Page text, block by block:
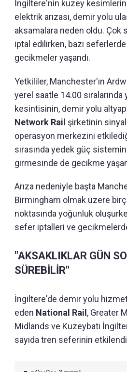
İngiltere'nin kuzey
elektrik arızası, demir yolu
aksamalara neden oldu. Çok
iptal edilirken, bazı
gecikmeler yaşandı.
Yetkililer, Manchester'ın
yerel saatle 14.00
kesintisinin, demir yolu
Network Rail şirketinin
operasyon merkezini
sırasında yedek güç
girmesinde de gecikme
Arıza nedeniyle başta
Birmingham olmak üzere
noktasında yoğunluk
sefer iptalleri ve
"AKSAKLIKLAR GÜN
SÜREBİLİR"
İngiltere'de demir yolu
eden National Rail , Greater
Midlands ve Kuzeybatı
sayıda tren seferinin